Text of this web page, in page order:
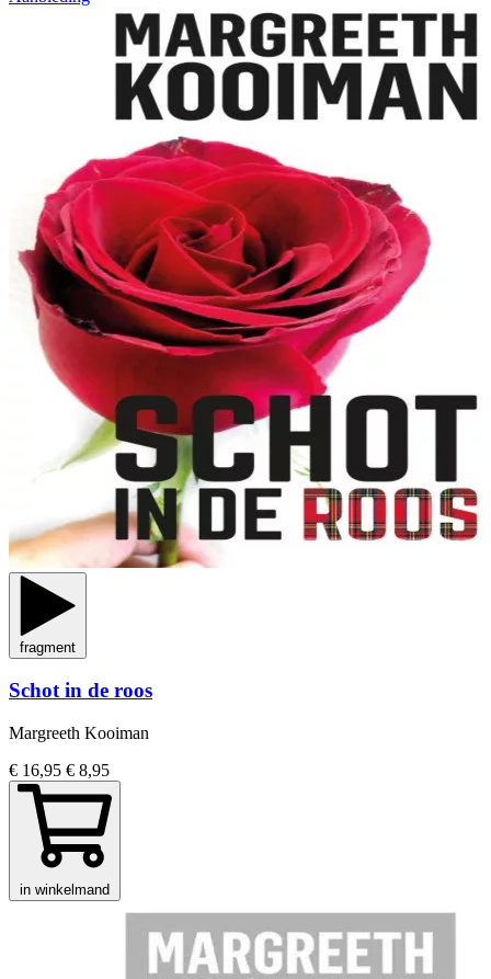
fragment
Schot in de roos
Margreeth Kooiman
€ 16,95 € 8,95
in winkelmand